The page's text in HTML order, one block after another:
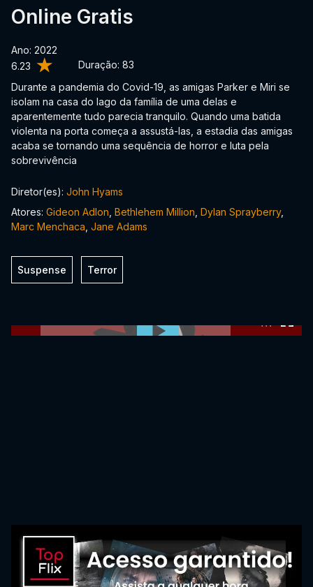
6.23 Duração: 83
Online Gratis
Ano: 2022
Durante a pandemia do Covid-19, as amigas Parker e Miri se
isolam na casa do lago da família de uma delas e
aparentemente tudo parecia tranquilo. Quando uma batida
violenta na porta começa a assustá-las, a estadia das amigas
acaba se tornando uma sequência de horror e luta pela
sobrevivência
Diretor(es): John Hyams
Atores: Gideon Adlon Bethlehem Million Dylan Sprayberry,
Marc Menchaca Jane Adams
Suspense Terror